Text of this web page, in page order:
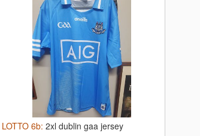
LOTTO 6b: 2xl dublin gaa jersey